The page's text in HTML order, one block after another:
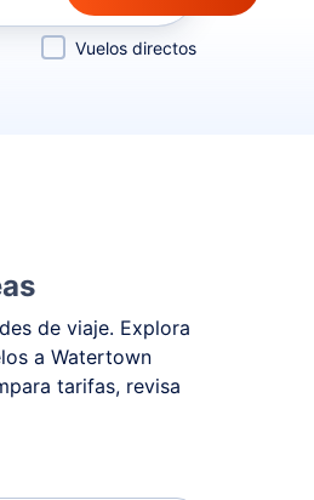
Vuelos directos
de viaje. Explora
a Watertown
tarifas, revisa